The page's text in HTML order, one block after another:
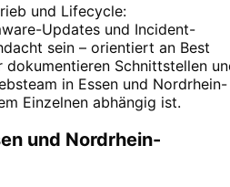
und Lifecycle:
Updates und Incident-
sein – orientiert an Best
dokumentieren Schnittstellen
in Essen und Nordrhein-
Einzelnen abhängig ist.
und Nordrhein-